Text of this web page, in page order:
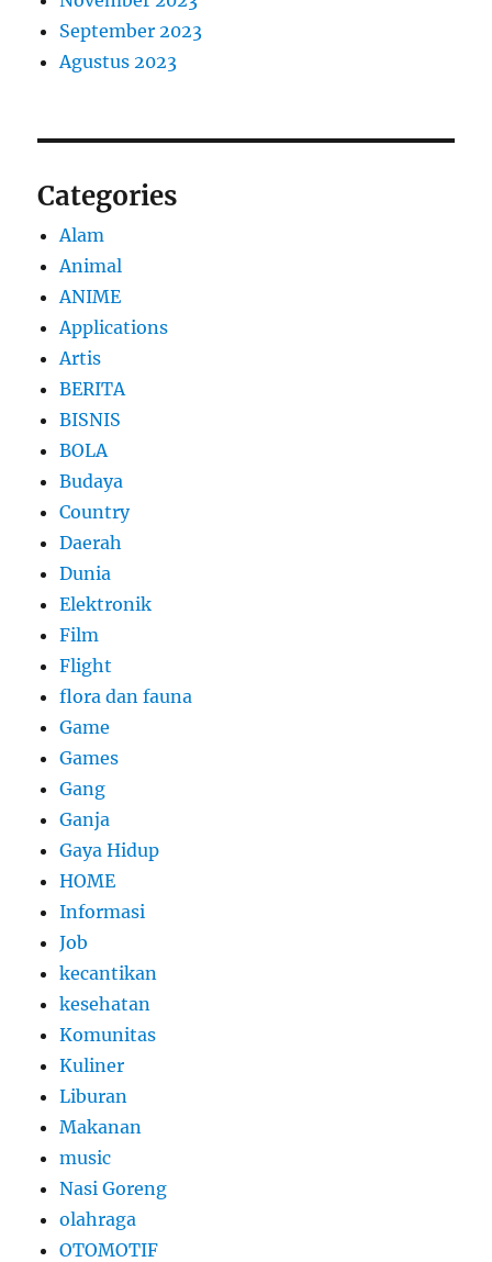
September 2023
Agustus 2023
Categories
Alam
Animal
ANIME
Applications
Artis
BERITA
BISNIS
BOLA
Budaya
Country
Daerah
Dunia
Elektronik
Film
Flight
flora dan fauna
Game
Games
Gang
Ganja
Gaya Hidup
HOME
Informasi
Job
kecantikan
kesehatan
Komunitas
Kuliner
Liburan
Makanan
music
Nasi Goreng
olahraga
OTOMOTIF